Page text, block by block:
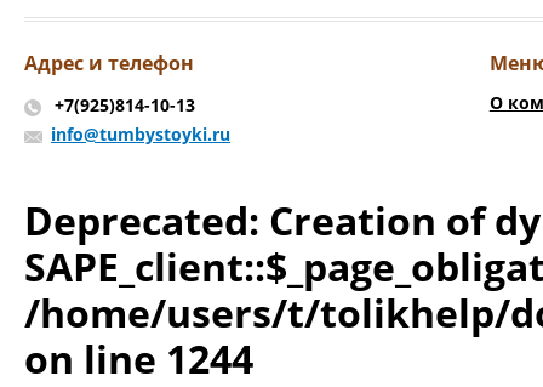
Адрес и телефон
+7(925)814-10-13
info@tumbystoyki.ru
О
Deprecated: Creation of
/home/users/t/tolikhelp/
on line 1244